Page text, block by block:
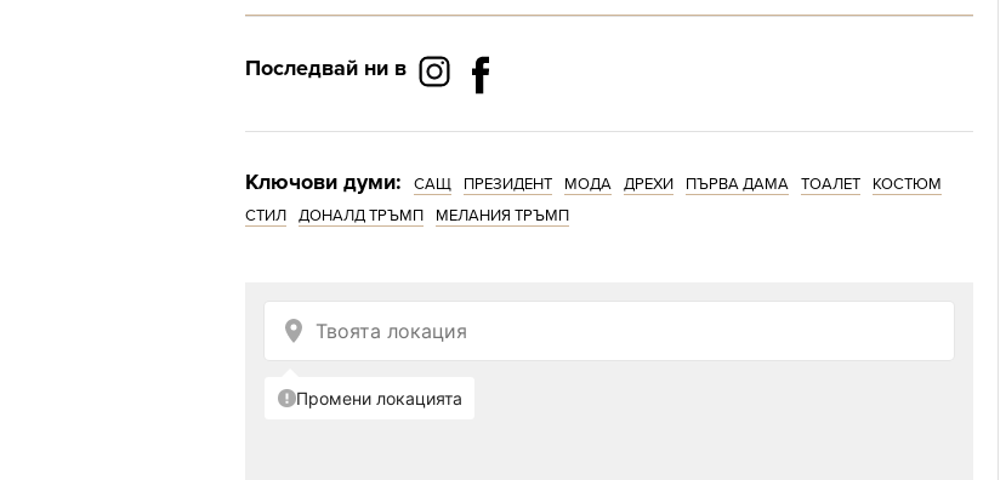
Снимка: Getty Images
Последвай ни в
Ключови думи: САЩ ПРЕЗИДЕНТ МОДА ДРЕХИ ПЪРВА ДАМА ТОАЛЕТ
КОСТЮМ
СТИЛ
ДОНАЛД ТРЪМП МЕЛАНИЯ ТРЪМП